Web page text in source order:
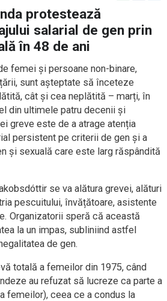
protestează
salarial de gen prin
în 48 de ani
femei și persoane non-binare,
sunt așteptate să înceteze
cât și cea neplătită – marți, în
din ultimele patru decenii și
greve este de a atrage atenția
persistent pe criterii de gen și a
și sexuală care este larg răspândită
se va alătura grevei, alături
pescuitului, învățătoare, asistente
Organizatorii speră că această
la un impas, subliniind astfel
de gen.
totală a femeilor din 1975, când
au refuzat să lucreze ca parte a
femeilor), ceea ce a condus la